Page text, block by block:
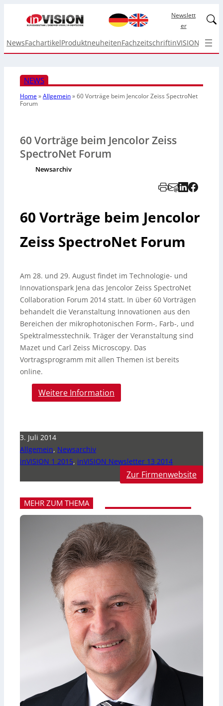
Newslett
er
NewsFachartikelProduktneuheitenFachzeitschriftinVISION Top
NEWS
Home»Allgemein»60 Vorträge beim Jencolor Zeiss SpectroNet
Forum
60 Vorträge beim Jencolor Zeiss
SpectroNet Forum
Newsarchiv
60 Vorträge beim Jencolor
Zeiss SpectroNet Forum
Am 28. und 29. August findet im Technologie- und
Innovationspark Jena das Jencolor Zeiss SpectroNet
Collaboration Forum 2014 statt. In über 60 Vorträgen
behandelt die Veranstaltung Innovationen aus den
Bereichen der mikrophotonischen Form-, Farb-, und
Spektralmesstechnik. Träger der Veranstaltung sind
Mazet und Carl Zeiss Microscopy. Das
Vortragsprogramm mit allen Themen ist bereits
online.
Weitere Information
3. Juli 2014
Allgemein, Newsarchiv
inVISION 1 2015, inVISION Newsletter 13 2014
Zur Firmenwebsite
MEHR ZUM THEMA